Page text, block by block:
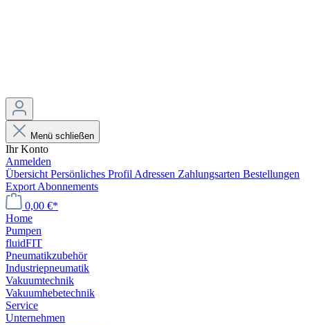
Menü schließen
Ihr Konto
Anmelden
Übersicht Persönliches Profil Adressen Zahlungsarten Bestellungen
Export Abonnements
0,00 €*
Home
Pumpen
fluidFIT
Pneumatikzubehör
Industriepneumatik
Vakuumtechnik
Vakuumhebetechnik
Service
Unternehmen